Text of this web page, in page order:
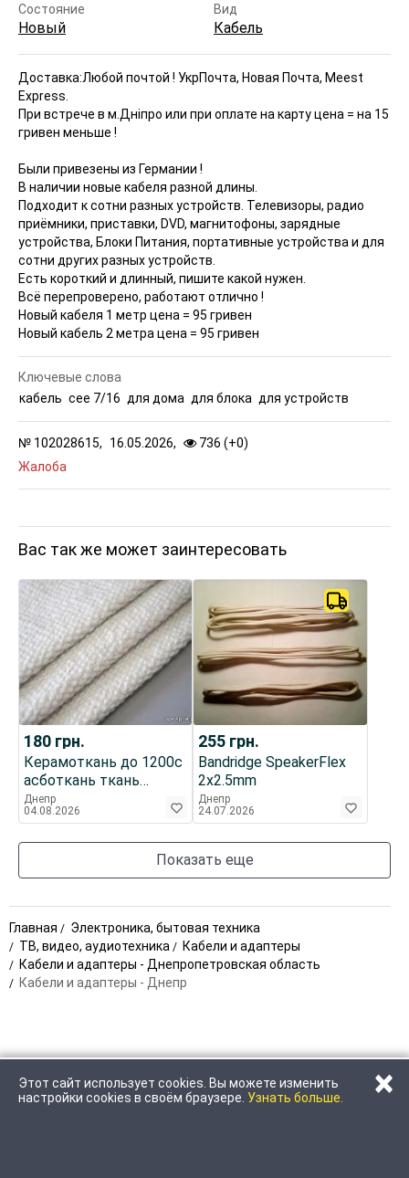
Состояние
Новый
Вид
Кабель
Доставка:Любой почтой ! УкрПочта, Новая Почта, Meest
Express.
При встрече в м.Днiпро или при оплате на карту цена = на 15
гривен меньше !
Были привезены из Германии !
В наличии новые кабеля разной длины.
Подходит к сотни разных устройств. Телевизоры, радио
приёмники, приставки, DVD, магнитофоны, зарядные
устройства, Блоки Питания, портативные устройства и для
сотни других разных устройств.
Есть короткий и длинный, пишите какой нужен.
Всё перепроверено, работают отлично !
Новый кабеля 1 метр цена = 95 гривен
Новый кабель 2 метра цена = 95 гривен
№ 102028615, 16.05.2026, 736 (+0)
Жалоба
Ключевые слова
кабель cee 7/16 для дома для блока для устройств
Вас так же может заинтересовать
180 грн.
Керамоткань до 1200с
асботкань ткань
асбестовая шнур
уплотнительный
Днепр
04.08.2026
255 грн.
Bandridge SpeakerFlex
2x2.5mm
Днепр
24.07.2026
Показать еще
Главная
Электроника, бытовая техника
ТВ, видео, аудиотехника
Кабели и адаптеры
Кабели и адаптеры - Днепропетровская область
Кабели и адаптеры - Днепр
Этот сайт использует cookies. Вы можете изменить
настройки cookies в своём браузере. Узнать больше. ×
ПОЗВОНИТЬ НАПИСАТЬ